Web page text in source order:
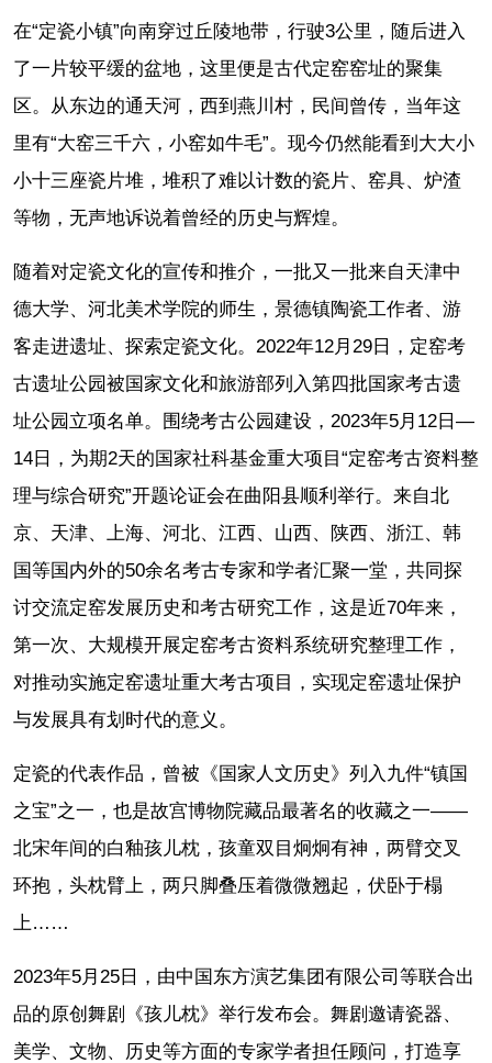
在“定瓷小镇”向南穿过丘陵地带，行驶3公里，随后进入
了一片较平缓的盆地，这里便是古代定窑窑址的聚集
区。从东边的通天河，西到燕川村，民间曾传，当年这
里有“大窑三千六，小窑如牛毛”。现今仍然能看到大大小
小十三座瓷片堆，堆积了难以计数的瓷片、窑具、炉渣
等物，无声地诉说着曾经的历史与辉煌。
随着对定瓷文化的宣传和推介，一批又一批来自天津中
德大学、河北美术学院的师生，景德镇陶瓷工作者、游
客走进遗址、探索定瓷文化。2022年12月29日，定窑考
古遗址公园被国家文化和旅游部列入第四批国家考古遗
址公园立项名单。围绕考古公园建设，2023年5月12日—
14日，为期2天的国家社科基金重大项目“定窑考古资料整
理与综合研究”开题论证会在曲阳县顺利举行。来自北
京、天津、上海、河北、江西、山西、陕西、浙江、韩
国等国内外的50余名考古专家和学者汇聚一堂，共同探
讨交流定窑发展历史和考古研究工作，这是近70年来，
第一次、大规模开展定窑考古资料系统研究整理工作，
对推动实施定窑遗址重大考古项目，实现定窑遗址保护
与发展具有划时代的意义。
定瓷的代表作品，曾被《国家人文历史》列入九件“镇国
之宝”之一，也是故宫博物院藏品最著名的收藏之一——
北宋年间的白釉孩儿枕，孩童双目炯炯有神，两臂交叉
环抱，头枕臂上，两只脚叠压着微微翘起，伏卧于榻
上……
2023年5月25日，由中国东方演艺集团有限公司等联合出
品的原创舞剧《孩儿枕》举行发布会。舞剧邀请瓷器、
美学、文物、历史等方面的专家学者担任顾问，打造享